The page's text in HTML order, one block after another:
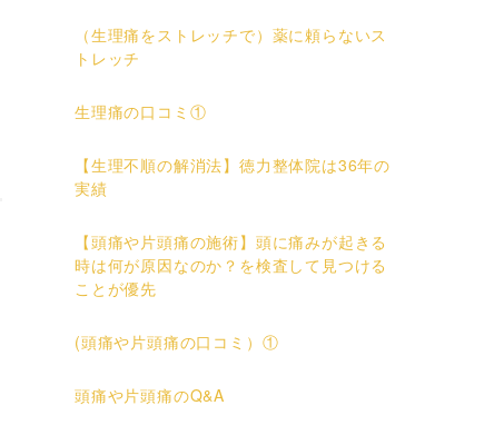
（生理痛をストレッチで）薬に頼らないス
トレッチ
生理痛の口コミ①
【生理不順の解消法】徳力整体院は36年の
実績
【頭痛や片頭痛の施術】頭に痛みが起きる
時は何が原因なのか？を検査して見つける
ことが優先
(頭痛や片頭痛の口コミ）①
頭痛や片頭痛のQ&A